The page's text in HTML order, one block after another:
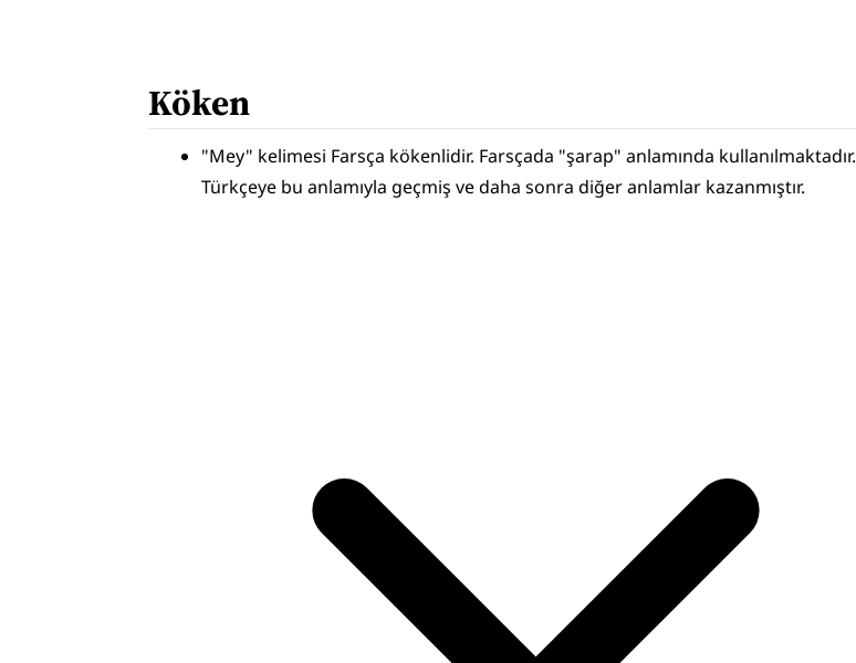
Köken
"Mey" kelimesi Farsça kökenlidir. Farsçada "şarap" anlamında kullanılmaktadır.
Türkçeye bu anlamıyla geçmiş ve daha sonra diğer anlamlar kazanmıştır.